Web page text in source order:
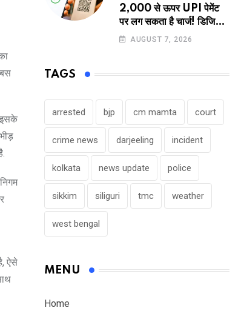
इसके
ऐसे
2,000 से ऊपर UPI पेमेंट
पर लग सकता है चार्ज! डिजिटल
पेमेंट करने वालों के लिए बड़ा
AUGUST 7, 2026
TAGS
arrested bjp cm mamta court
crime news darjeeling incident
kolkata news update police
sikkim siliguri tmc weather
west bengal
MENU
Home